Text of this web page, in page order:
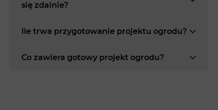
się zdalnie?
Ile trwa przygotowanie projektu ogrodu?
Co zawiera gotowy projekt ogrodu?